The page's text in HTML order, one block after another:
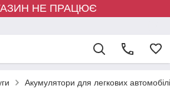
НЕ ПРАЦЮЄ
Акумулятори для легкових